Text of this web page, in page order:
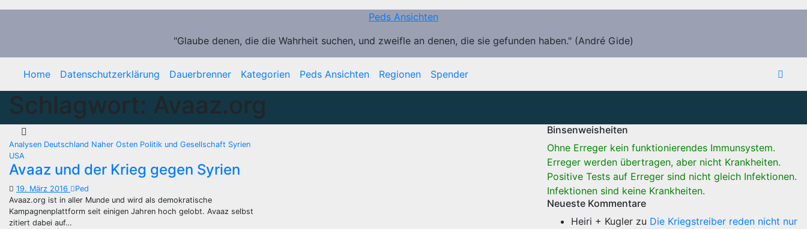
Zum
Peds Ansichten
"Glaube denen, die die Wahrheit suchen, und zweifle an denen, die sie gefunden haben." (André Gide)
Home Datenschutzerklärung Dauerbrenner Kategorien Peds Ansichten Regionen Spender
Schlagwort: Avaaz.org
Analysen Deutschland Naher Osten Politik und Gesellschaft Syrien
USA
Avaaz und der Krieg gegen Syrien
19. März 2016
Ped
Avaaz.org ist in aller Munde und wird als demokratische
Kampagnenplattform seit einigen Jahren hoch gelobt. Avaaz selbst
zitiert dabei auf…
Binsenweisheiten
Ohne Erreger kein funktionierendes Immunsystem.
Erreger werden übertragen, aber nicht Krankheiten.
Positive Tests auf Erreger sind nicht gleich Infektionen.
Infektionen sind keine Krankheiten.
Neueste Kommentare
Heiri + Kugler zu Die Kriegstreiber reden nicht nur